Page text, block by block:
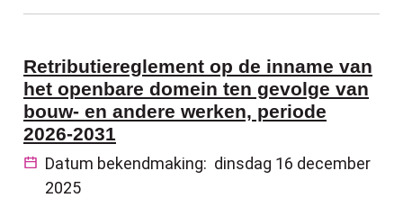
Retributiereglement op de inname van
het openbare domein ten gevolge van
bouw- en andere werken, periode
2026-2031
Datum bekendmaking: dinsdag 16 december
2025